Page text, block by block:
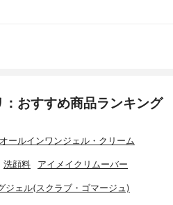
おすすめ商品ランキング
オールインワンジェル・クリーム
洗顔料 アイメイクリムーバー
ジェル(スクラブ・ゴマージュ)